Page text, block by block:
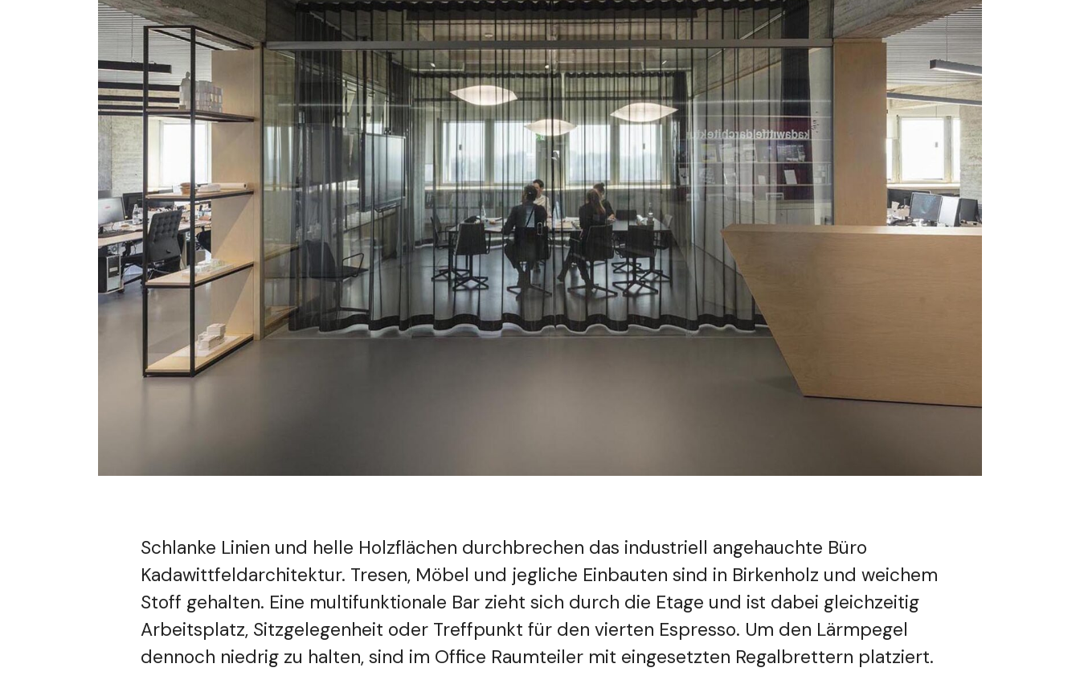
Schlanke Linien und helle Holzflächen durchbrechen das industriell angehauchte Büro
Kadawittfeldarchitektur. Tresen, Möbel und jegliche Einbauten sind in Birkenholz und weichem
Stoff gehalten. Eine multifunktionale Bar zieht sich durch die Etage und ist dabei gleichzeitig
Arbeitsplatz, Sitzgelegenheit oder Treffpunkt für den vierten Espresso. Um den Lärmpegel
dennoch niedrig zu halten, sind im Office Raumteiler mit eingesetzten Regalbrettern platziert.